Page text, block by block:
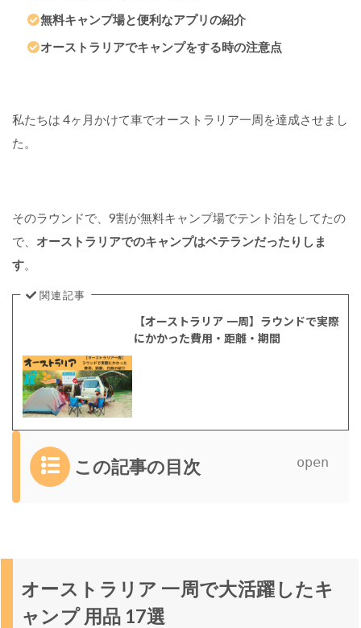
無料キャンプ場と便利なアプリの紹介
オーストラリアでキャンプをする時の注意点
私たちは 4ヶ月かけて車でオーストラリア一周を達成させまし
た。
そのラウンドで、9割が無料キャンプ場でテント泊をしてたの
で、 オーストラリアでのキャンプはベテランだったりしま
す。
関連記事
【オーストラリア 一周】ラウンドで実際
にかかった費用・距離・期間
この記事の目次
ト
ラ
リ
オーストラリア 一周で大活躍したキ
ャンプ 用品 17選